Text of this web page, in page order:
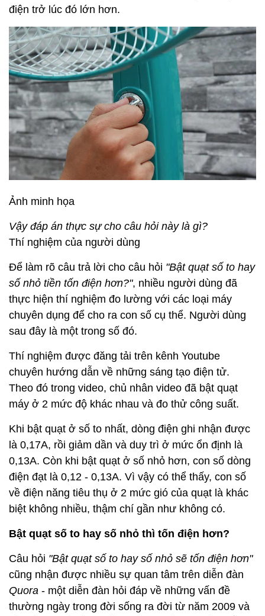
điện trở lúc đó lớn hơn.
Ảnh minh họa
Vậy đáp án thực sự cho câu hỏi này là gì?
Thí nghiệm của người dùng
Để làm rõ câu trả lời cho câu hỏi "Bật quạt số to hay
số nhỏ tiền tốn điện hơn?", nhiều người dùng đã
thực hiện thí nghiệm đo lường với các loại máy
chuyên dụng để cho ra con số cụ thể. Người dùng
sau đây là một trong số đó.
Thí nghiệm được đăng tải trên kênh Youtube
chuyên hướng dẫn về những sáng tạo điện tử.
Theo đó trong video, chủ nhân video đã bật quạt
máy ở 2 mức độ khác nhau và đo thử công suất.
Khi bật quạt ở số to nhất, dòng điện ghi nhận được
là 0,17A, rồi giảm dần và duy trì ở mức ổn định là
0,13A. Còn khi bật quạt ở số nhỏ hơn, con số dòng
điện đạt là 0,12 - 0,13A. Vì vậy có thể thấy, con số
về điện năng tiêu thụ ở 2 mức gió của quạt là khác
biệt không nhiều, thậm chí gần như không có.
Bật quạt số to hay số nhỏ thì tốn điện hơn?
Câu hỏi "Bật quạt số to hay số nhỏ sẽ tốn điện hơn"
cũng nhận được nhiều sự quan tâm trên diễn đàn
Quora - một diễn đàn hỏi đáp về những vấn đề
thường ngày trong đời sống ra đời từ năm 2009 và